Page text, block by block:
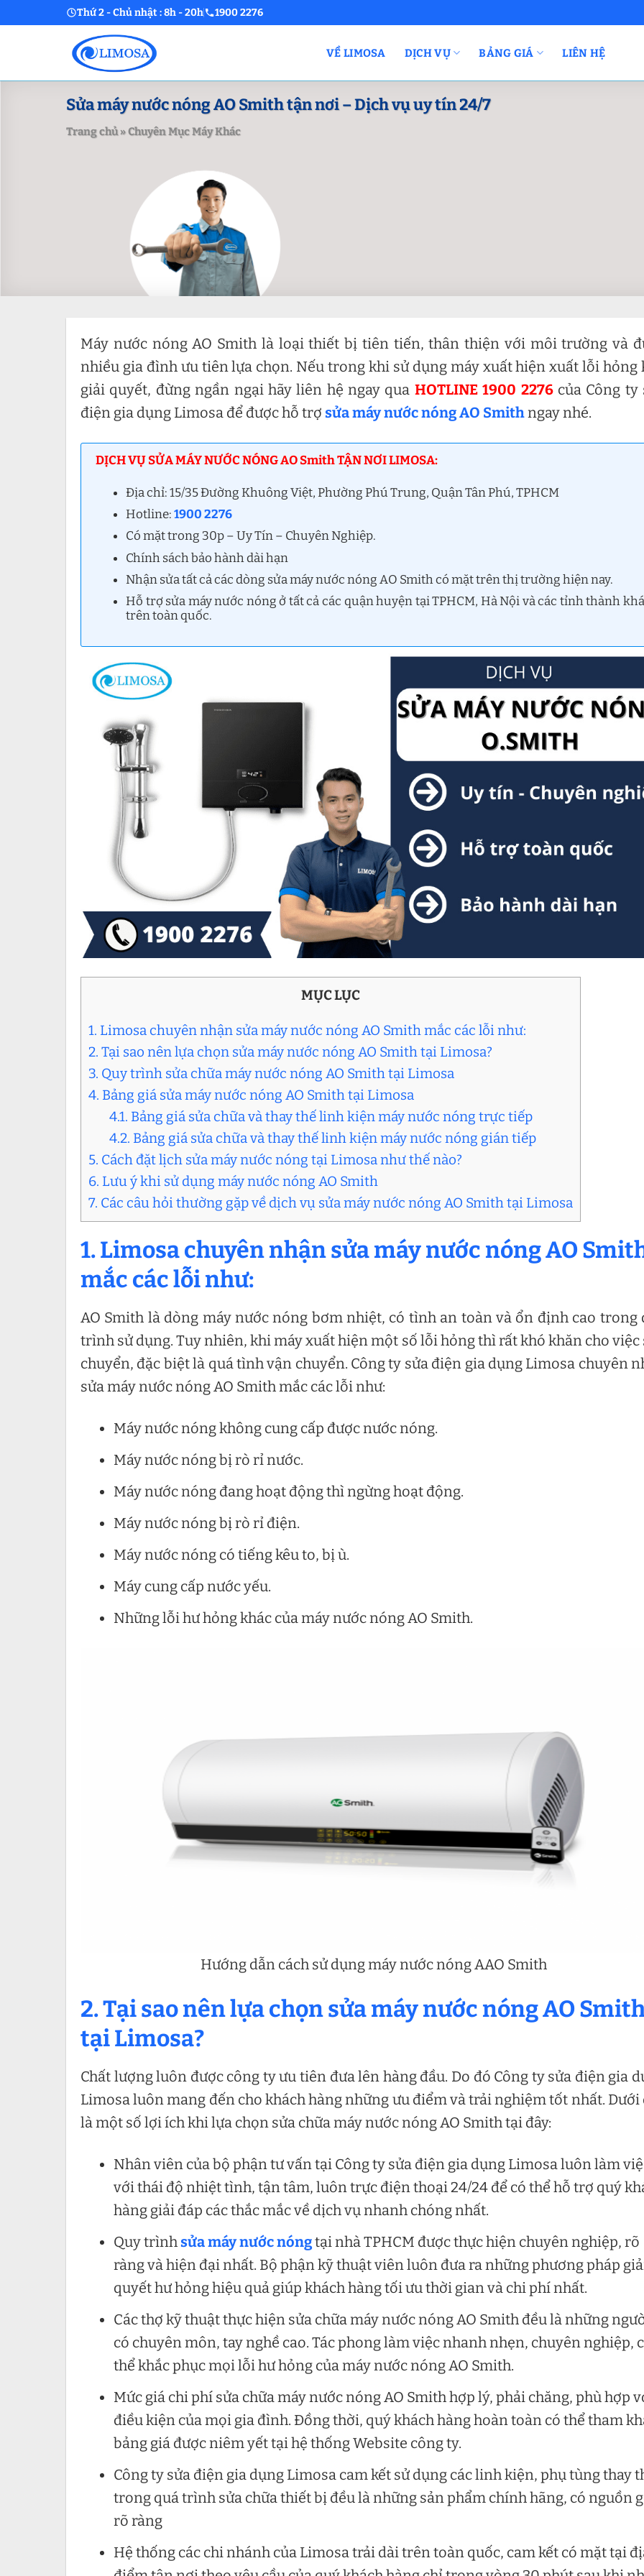
to
Thứ 2 - Chủ nhật : 8h - 20h 1900 2276
VỀ LIMOSA DỊCH VỤ BẢNG GIÁ LIÊN HỆ
Sửa máy nước nóng AO Smith tận nơi – Dịch vụ uy tín 24/7
Trang chủ»Chuyên Mục Máy Khác
Máy nước nóng AO Smith là loại thiết bị tiên tiến, thân thiện với môi trường và
nhiều gia đình ưu tiên lựa chọn. Nếu trong khi sử dụng máy xuất hiện xuất lỗi hỏng
giải quyết, đừng ngần ngại hãy liên hệ ngay qua HOTLINE 1900 2276của Công ty
điện gia dụng Limosa để được hỗ trợ sửa máy nước nóng AO Smithngay nhé.
DỊCH VỤ SỬA MÁY NƯỚC NÓNG AO Smith TẬN NƠI LIMOSA:
Địa chỉ: 15/35 Đường Khuông Việt, Phường Phú Trung, Quận Tân Phú, TPHCM
Hotline:1900 2276
Có mặt trong 30p – Uy Tín – Chuyên Nghiệp.
Chính sách bảo hành dài hạn
Nhận sửa tất cả các dòng sửa máy nước nóng AO Smith có mặt trên thị trường hiện nay.
Hỗ trợ sửa máy nước nóng ở tất cả các quận huyện tại TPHCM, Hà Nội và các tỉnh thành
trên toàn quốc.
MỤC LỤC
1. Limosa chuyên nhận sửa máy nước nóng AO Smith mắc các lỗi như:
2. Tại sao nên lựa chọn sửa máy nước nóng AO Smith tại Limosa?
3. Quy trình sửa chữa máy nước nóng AO Smith tại Limosa
4. Bảng giá sửa máy nước nóng AO Smith tại Limosa
4.1. Bảng giá sửa chữa và thay thế linh kiện máy nước nóng trực tiếp
4.2. Bảng giá sửa chữa và thay thế linh kiện máy nước nóng gián tiếp
5. Cách đặt lịch sửa máy nước nóng tại Limosa như thế nào?
6. Lưu ý khi sử dụng máy nước nóng AO Smith
7. Các câu hỏi thường gặp về dịch vụ sửa máy nước nóng AO Smith tại Limosa
1. Limosa chuyên nhận sửa máy nước nóng AO
mắc các lỗi như:
AO Smith là dòng máy nước nóng bơm nhiệt, có tình an toàn và ổn định cao trong
trình sử dụng. Tuy nhiên, khi máy xuất hiện một số lỗi hỏng thì rất khó khăn cho việc
chuyển, đặc biệt là quá tình vận chuyển. Công ty sửa điện gia dụng Limosa chuyên
sửa máy nước nóng AO Smith mắc các lỗi như:
Máy nước nóng không cung cấp được nước nóng.
Máy nước nóng bị rò rỉ nước.
Máy nước nóng đang hoạt động thì ngừng hoạt động.
Máy nước nóng bị rò rỉ điện.
Máy nước nóng có tiếng kêu to, bị ù.
Máy cung cấp nước yếu.
Những lỗi hư hỏng khác của máy nước nóng AO Smith.
Hướng dẫn cách sử dụng máy nước nóng AAO Smith
2. Tại sao nên lựa chọn sửa máy nước nóng AO
tại Limosa?
Chất lượng luôn được công ty ưu tiên đưa lên hàng đầu. Do đó Công ty sửa điện gia
Limosa luôn mang đến cho khách hàng những ưu điểm và trải nghiệm tốt nhất. Dưới
là một số lợi ích khi lựa chọn sửa chữa máy nước nóng AO Smith tại đây:
Nhân viên của bộ phận tư vấn tại Công ty sửa điện gia dụng Limosa luôn làm
với thái độ nhiệt tình, tận tâm, luôn trực điện thoại 24/24 để có thể hỗ trợ quý
hàng giải đáp các thắc mắc về dịch vụ nhanh chóng nhất.
Quy trìnhsửa máy nước nóngtại nhà TPHCM được thực hiện chuyên nghiệp, rõ
ràng và hiện đại nhất. Bộ phận kỹ thuật viên luôn đưa ra những phương pháp
quyết hư hỏng hiệu quả giúp khách hàng tối ưu thời gian và chi phí nhất.
Các thợ kỹ thuật thực hiện sửa chữa máy nước nóng AO Smith đều là những
có chuyên môn, tay nghề cao. Tác phong làm việc nhanh nhẹn, chuyên nghiệp,
thể khắc phục mọi lỗi hư hỏng của máy nước nóng AO Smith.
Mức giá chi phí sửa chữa máy nước nóng AO Smith hợp lý, phải chăng, phù hợp
điều kiện của mọi gia đình. Đồng thời, quý khách hàng hoàn toàn có thể tham
bảng giá được niêm yết tại hệ thống Website công ty.
Công ty sửa điện gia dụng Limosa cam kết sử dụng các linh kiện, phụ tùng thay
trong quá trình sửa chữa thiết bị đều là những sản phẩm chính hãng, có nguồn
rõ ràng
Hệ thống các chi nhánh của Limosa trải dài trên toàn quốc, cam kết có mặt tại